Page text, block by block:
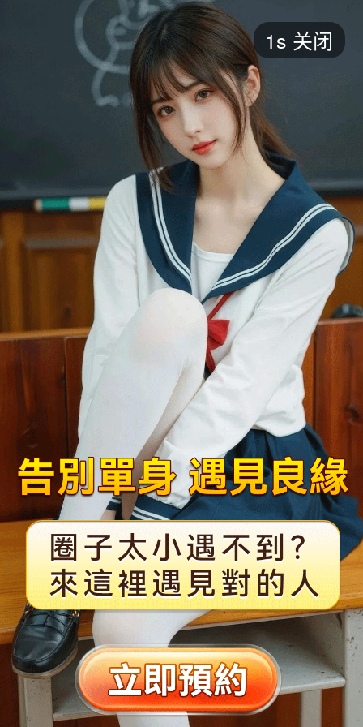
短剧
最热 添加 评分
都市 甜宠 逆袭 玄幻
2025 2024 2023 2022
全部 大陆 香港 台湾 美国 韩国 日本
1s 关闭